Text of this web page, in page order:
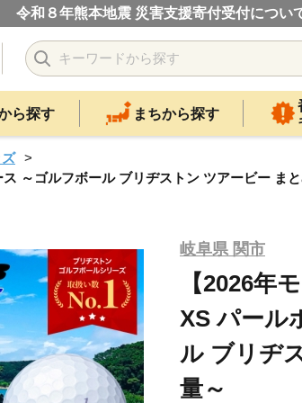
令和８年熊本地震 災害支援寄付受付につい
ら探す まちから探す
～ゴルフボール ブリヂストン ツアービー ま
岐阜県 関市
【2026年
XS パール
ル ブリヂ
量～